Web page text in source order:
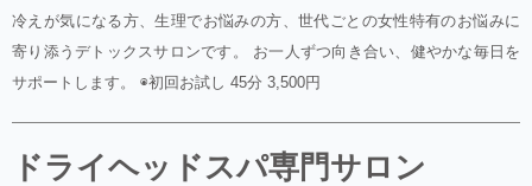
冷えが気になる方、生理でお悩みの方、世代ごとの女性特有のお悩みに
寄り添うデトックスサロンです。 お一人ずつ向き合い、健やかな毎日を
サポートします。 ◉初回お試し 45分 3,500円
ドライヘッドスパ専門サロン